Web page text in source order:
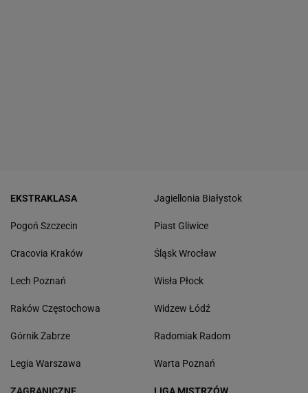
EKSTRAKLASA
Pogoń Szczecin
Cracovia Kraków
Lech Poznań
Raków Częstochowa
Górnik Zabrze
Legia Warszawa
Jagiellonia Białystok
Piast Gliwice
Śląsk Wrocław
Wisła Płock
Widzew Łódź
Radomiak Radom
Warta Poznań